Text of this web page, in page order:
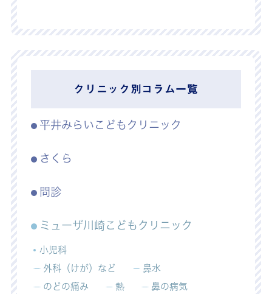
クリニック別コラム一覧
平井みらいこどもクリニック
さくら
問診
ミューザ川崎こどもクリニック
小児科
外科（けが）など
鼻水
のどの痛み
熱
鼻の病気